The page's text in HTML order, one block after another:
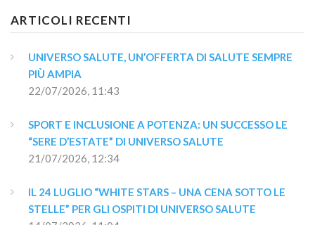
ARTICOLI RECENTI
UNIVERSO SALUTE, UN’OFFERTA DI SALUTE SEMPRE
PIÙ AMPIA
22/07/2026, 11:43
SPORT E INCLUSIONE A POTENZA: UN SUCCESSO LE
“SERE D’ESTATE” DI UNIVERSO SALUTE
21/07/2026, 12:34
IL 24 LUGLIO “WHITE STARS – UNA CENA SOTTO LE
STELLE” PER GLI OSPITI DI UNIVERSO SALUTE